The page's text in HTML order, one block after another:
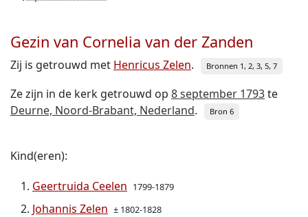
Gezin van Cornelia van der Zanden
Zij is getrouwd met Henricus Zelen. Bronnen 1, 2, 3, 5, 7
Ze zijn in de kerk getrouwd op 8 september 1793te
Deurne, Noord-Brabant, Nederland. Bron 6
Kind(eren):
Geertruida Ceelen 1799-1879
Johannis Zelen ± 1802-1828